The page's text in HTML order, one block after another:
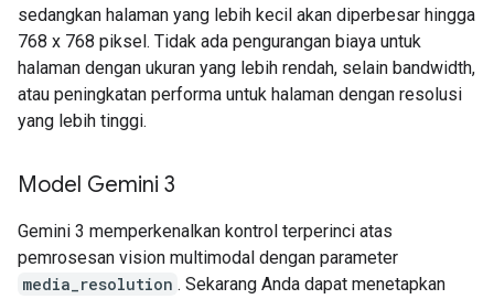
sedangkan halaman yang lebih kecil akan diperbesar hingga
768 x 768 piksel. Tidak ada pengurangan biaya untuk
halaman dengan ukuran yang lebih rendah, selain bandwidth,
atau peningkatan performa untuk halaman dengan resolusi
yang lebih tinggi.
Model Gemini 3
Gemini 3 memperkenalkan kontrol terperinci atas
pemrosesan vision multimodal dengan parameter
media_resolution . Sekarang Anda dapat menetapkan